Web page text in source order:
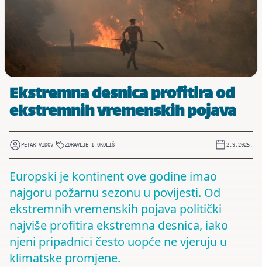
Ekstremna desnica profitira od
ekstremnih vremenskih pojava
PETAR VIDOV ZDRAVLJE I OKOLIŠ 2.9.2025.
Europski je kontinent ove godine imao
najgoru požarnu sezonu u povijesti. Od
ekstremnih vremenskih pojava politički
najviše profitira ekstremna desnica, iako
njeni pripadnici često uopće ne vjeruju u
klimatske promjene.